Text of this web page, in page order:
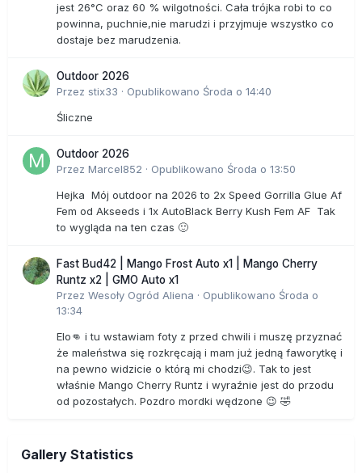
jest 26°C oraz 60 % wilgotności. Cała trójka robi to co
powinna, puchnie,nie marudzi i przyjmuje wszystko co
dostaje bez marudzenia.
Outdoor 2026
Przez stix33 · Opublikowano Środa o 14:40
Śliczne
Outdoor 2026
Przez Marcel852 · Opublikowano Środa o 13:50
Hejka Mój outdoor na 2026 to 2x Speed Gorrilla Glue Af
Fem od Akseeds i 1x AutoBlack Berry Kush Fem AF Tak
to wygląda na ten czas 🙂
Fast Bud42 | Mango Frost Auto x1 | Mango Cherry
Runtz x2 | GMO Auto x1
Przez Wesoły Ogród Aliena · Opublikowano Środa o
13:34
Elo👊 i tu wstawiam foty z przed chwili i muszę przyznać
że maleństwa się rozkręcają i mam już jedną faworytkę i
na pewno widzicie o którą mi chodzi😉. Tak to jest
właśnie Mango Cherry Runtz i wyraźnie jest do przodu
od pozostałych. Pozdro mordki wędzone 😉 🤣
Gallery Statistics